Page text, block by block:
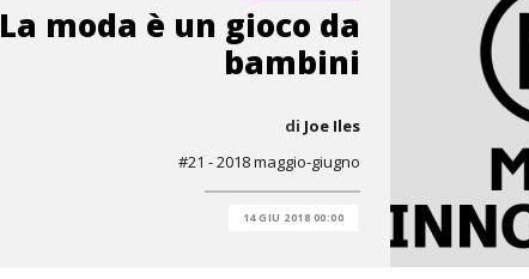
La moda è un gioco da
bambini
di Joe Iles
#21 - 2018 maggio-giugno
14 GIU 2018 00:00